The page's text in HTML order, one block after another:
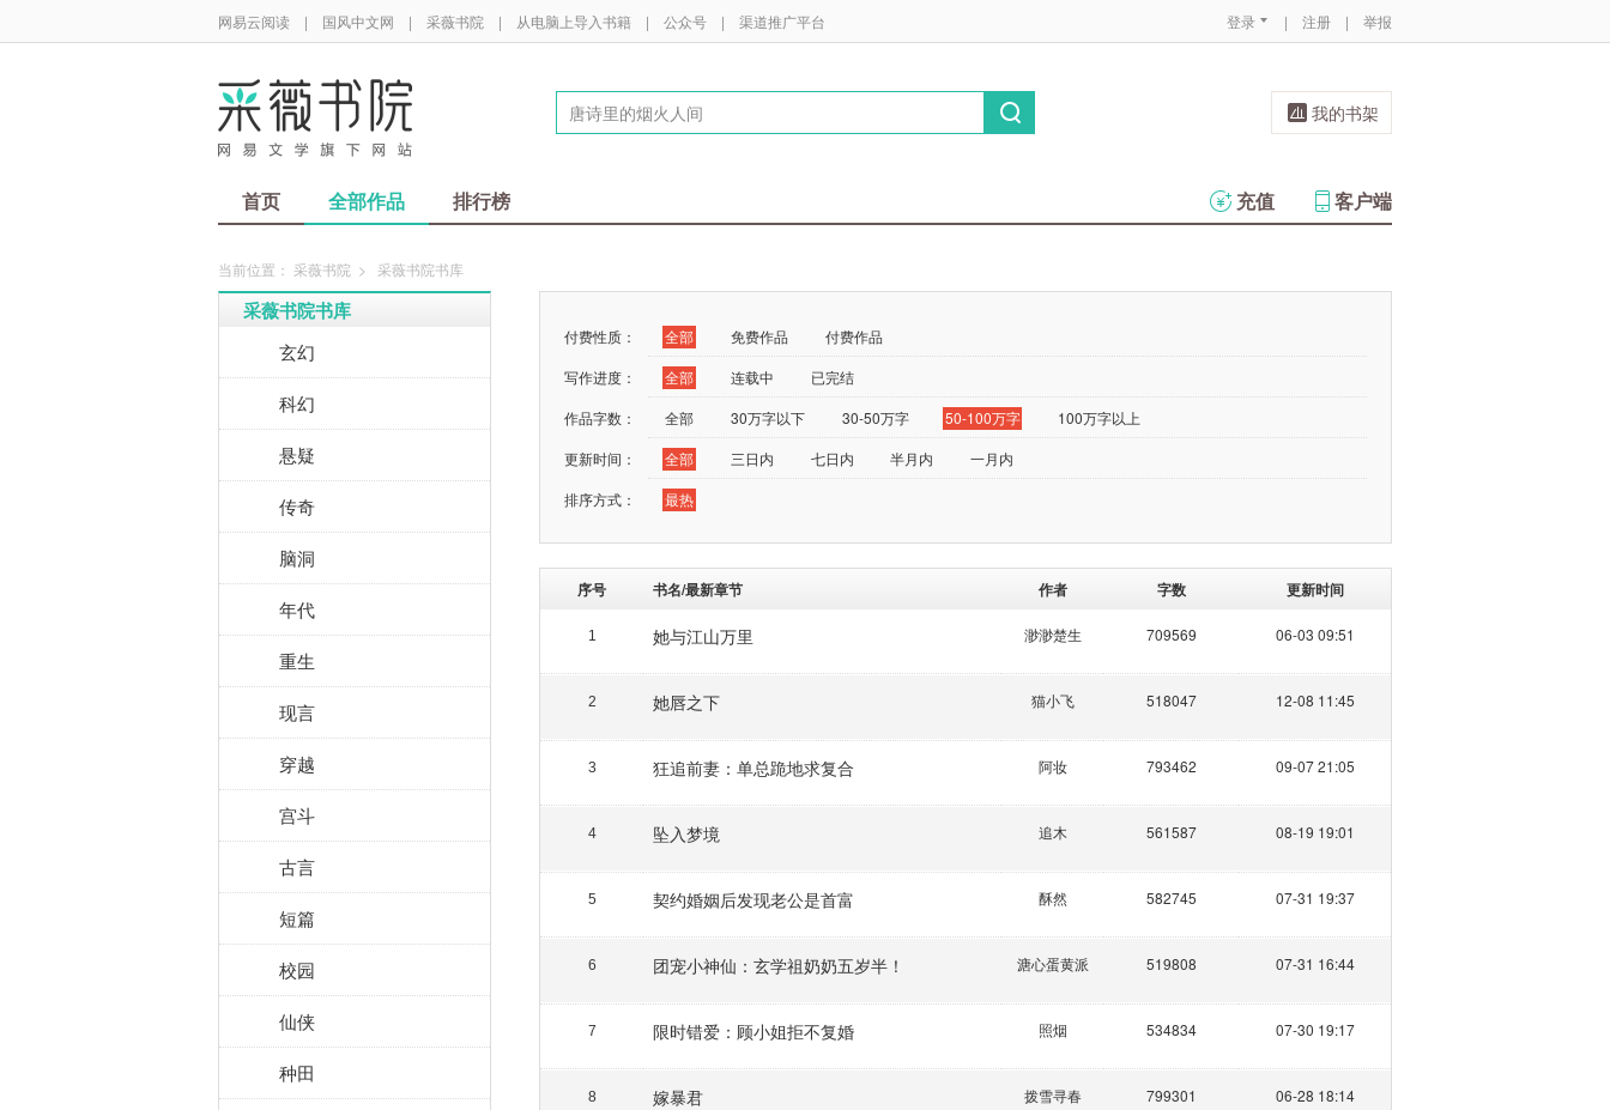
网易云阅读 | 国风中文网 | 采薇书院 | 从电脑上导入书籍 | 公众号 | 渠道推广平台 登录 | 注册 | 举报
我的书架
首页 全部作品 排行榜 客户端
充值
当前位置： 采薇书院 > 采薇书院书库
采薇书院书库
玄幻
科幻
悬疑
传奇
脑洞
年代
重生
现言
穿越
宫斗
古言
短篇
校园
仙侠
种田
付费性质： 全部 免费作品
付费作品
写作进度：
全部 连载中
已完结
作品字数：
全部 30万字以下 30-50万字 50-100万字
100万字以上
更新时间：
全部 三日内 七日内 半月内
一月内
排序方式：
最热
序号 书名/最新章节 作者 字数 更新时间
1 她与江山万里 渺渺楚生 709569 06-03 09:51
2 她唇之下 猫小飞 518047 12-08 11:45
3 狂追前妻：单总跪地求复合 阿妆 793462 09-07 21:05
4 坠入梦境 追木 561587 08-19 19:01
5 契约婚姻后发现老公是首富 酥然 582745 07-31 19:37
6 团宠小神仙：玄学祖奶奶五岁半！ 溏心蛋黄派 519808 07-31 16:44
7 限时错爱：顾小姐拒不复婚 照烟 534834 07-30 19:17
8 嫁暴君 拨雪寻春 799301 06-28 18:14